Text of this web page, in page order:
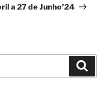
a 27 de Junho’24